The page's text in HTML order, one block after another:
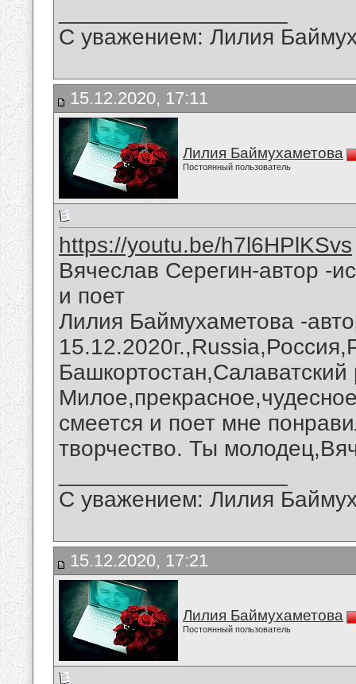
С уважением: Лилия
15.12.2020, 17:11
Лилия Баймухаметова
Постоянный пользователь
https://youtu.be/h7l6HPlKSvs
Вячеслав Серегин-автор -
и поет
Лилия Баймухаметова -
смеется и поет мне
творчество. Ты
С уважением: Лилия
15.12.2020, 17:21
Лилия Баймухаметова
Постоянный пользователь